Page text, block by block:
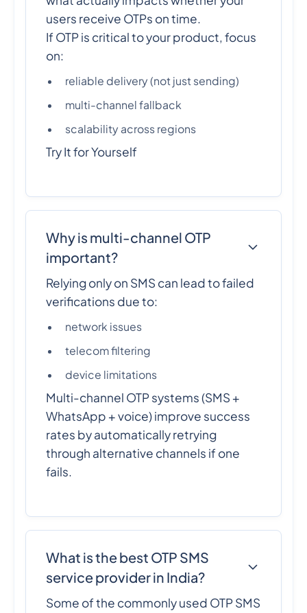
users receive OTPs on time.
If OTP is critical to your product, focus
on:
reliable delivery (not just sending)
multi-channel fallback
scalability across regions
Try It for Yourself
Why is multi-channel OTP
important?
Relying only on SMS can lead to failed
verifications due to:
network issues
telecom filtering
device limitations
Multi-channel OTP systems (SMS +
WhatsApp + voice) improve success
rates by automatically retrying
through alternative channels if one
fails.
What is the best OTP SMS
service provider in India?
Some of the commonly used OTP SMS